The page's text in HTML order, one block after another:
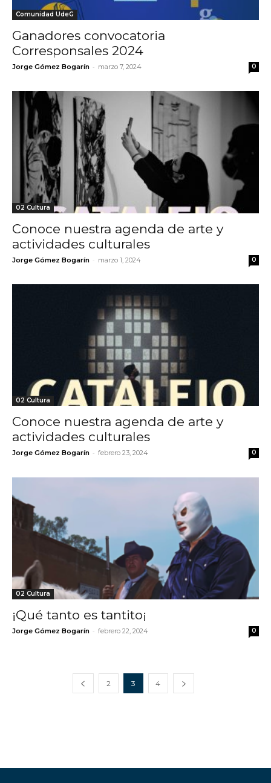
Comunidad UdeG
Ganadores convocatoria
Corresponsales 2024
Jorge Gómez Bogarín - marzo 7, 2024 0
02 Cultura
Conoce nuestra agenda de arte y
actividades culturales
Jorge Gómez Bogarín - marzo 1, 2024 0
02 Cultura
Conoce nuestra agenda de arte y
actividades culturales
Jorge Gómez Bogarín - febrero 23, 2024 0
02 Cultura
¡Qué tanto es tantito¡
Jorge Gómez Bogarín - febrero 22, 2024 0
2 3 4